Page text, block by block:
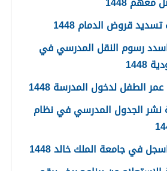
قروض الدمام 1448
رسوم النقل المدرسي في
1448
الطفل لدخول المدرسة 1448
نشر الجدول المدرسي في نظام
في جامعة الملك خالد 1448